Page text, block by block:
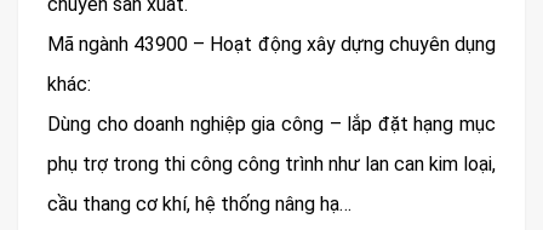
Mã ngành 43900 – Hoạt động xây dựng chuyên dụng
khác:
Dùng cho doanh nghiệp gia công – lắp đặt hạng mục
phụ trợ trong thi công công trình như lan can kim loại,
cầu thang cơ khí, hệ thống nâng hạ…